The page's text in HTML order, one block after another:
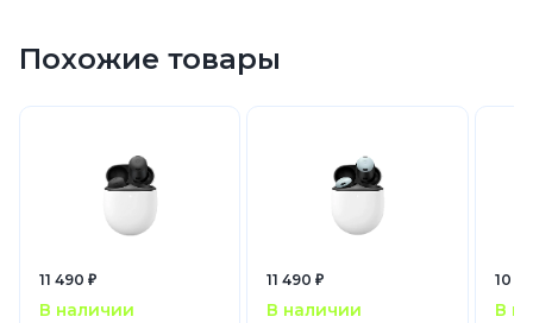
Похожие товары
11 490 ₽
В наличии
11 490 ₽
В наличии
10
В